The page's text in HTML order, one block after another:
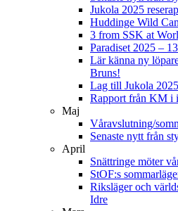
Jukola 2025
Huddinge Wild
3 from SSK at
Paradiset 2025 –
Lär känna ny
Bruns!
Lag till Jukola
Rapport från KM i
Maj
Våravslutning/
Senaste nytt från
April
Snättringe möter
StOF:s
Riksläger och
Idre